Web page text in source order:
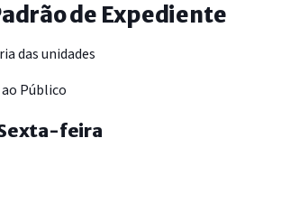
de Expediente
das unidades
Público
feira